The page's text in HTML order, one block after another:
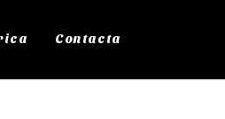
Contacta